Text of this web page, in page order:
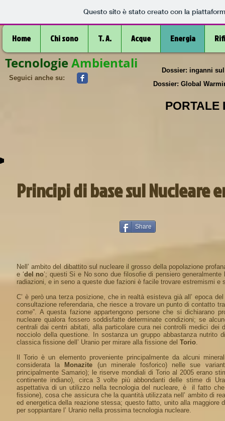
Questo sito è stato creato con la
Seguici anche su:
Dossier: inganni
TecnologieAmbientali
Dossier: Global
Home Chi sono T. A. Acque Energia
PORTALE
Principi di base sul Nucleare
Share
Nell’ ambito del dibattito sul nucleare il grosso della popolazione
e ‘del no’; questi Si e No sono due filosofie di pensiero
radiazioni, e in seno a queste due fazioni è facile trovare estremismi e
C’ è però una terza posizione, che in realtà esisteva già all’ epoca
consultazione referendaria, che riesce a trovare un punto di contatto
come”. A questa fazione appartengono persone che si dichiarano
nucleare qualora fossero soddisfatte determinate condizioni; se
centrali dai centri abitati, alla particolare cura nei controlli medici
nocciolo della questione. In sostanza un gruppo abbastanza
classica fissione dell’ Uranio per mirare alla fissione del Torio.
Il Torio è un elemento proveniente principalmente da alcuni
considerata la
Monazite (un minerale fosforico) nelle sue
principalmente Samario); le riserve mondiali di Torio al 2005 erano
continente indiano), circa 3 volte più abbondanti delle stime di
aspettativa di un utilizzo nella tecnologia del nucleare, è il fatto
fissione), cosa che assicura che la quantità utilizzata nell’ ambito di
ed energetica della reazione stessa; questo fatto, unito alla
per soppiantare l’ Uranio nella prossima tecnologia nucleare.